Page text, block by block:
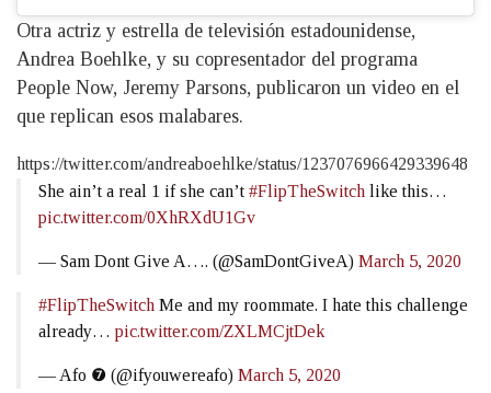
Otra actriz y estrella de televisión estadounidense,
Andrea Boehlke, y su copresentador del programa
People Now, Jeremy Parsons, publicaron un video en el
que replican esos malabares.
https://twitter.com/andreaboehlke/status/1237076966429339648
She ain’t a real 1 if she can’t #FlipTheSwitch like this…
pic.twitter.com/0XhRXdU1Gv
— Sam Dont Give A…. (@SamDontGiveA) March 5, 2020
#FlipTheSwitch Me and my roommate. I hate this challenge
already… pic.twitter.com/ZXLMCjtDek
— Afo ❼ (@ifyouwereafo) March 5, 2020